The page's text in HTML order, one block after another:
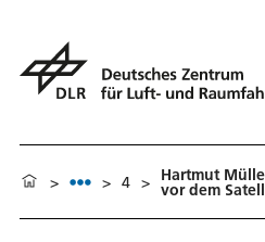
> > 4 > Hartmut
vor dem